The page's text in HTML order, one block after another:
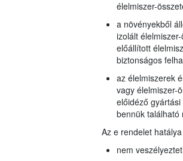
élelmiszer-
a növényekből
izolált
előállított
biztonságos
az élelmiszerek
vagy élelmiszer-
előidéző
bennük található
Az e rendelet
nem